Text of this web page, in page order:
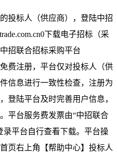
投标人（供应商），登陆中招
下载电子招标（采
招联合招标采购平台
免费注册，平台仅对投标人（供
信息进行一致性检查，注册为
登陆平台及时完善用户信息，
平台服务费发票由“中招联合
录平台自行查看下载。平台操
页右上角【帮助中心】投标人